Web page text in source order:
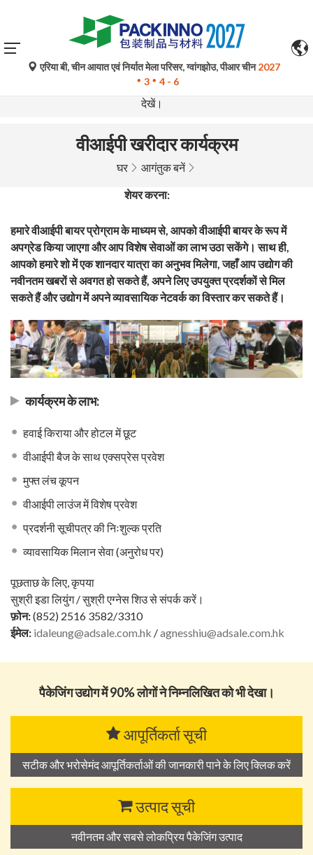
गूगल ट्रांसलेट द्वारा किए गए स्वचालित अनुवाद केवल संदर्भ के लिए हैं और
त्रुटिपूर्ण हो सकते हैं। किसी भी प्रश्न के लिए कृपया मूल भाषा संस्करण
देखें।
एरिया बी, चीन आयात एवं निर्यात मेला परिसर, ग्वांगझोउ, पीआर चीन2027
3
4 - 6
वीआईपी खरीदार कार्यक्रम
घर आगंतुक बनें
शेयर करना:
हमारे वीआईपी बायर प्रोग्राम के माध्यम से, आपको वीआईपी बायर के रूप में
अपग्रेड किया जाएगा और आप विशेष सेवाओं का लाभ उठा सकेंगे। साथ ही,
आपको हमारे शो में एक शानदार यात्रा का अनुभव मिलेगा, जहाँ आप उद्योग की
नवीनतम खबरों से अवगत हो सकते हैं, अपने लिए उपयुक्त प्रदर्शकों से मिल
सकते हैं और उद्योग में अपने व्यावसायिक नेटवर्क का विस्तार कर सकते हैं।
कार्यक्रम के लाभ:
हवाई किराया और होटल में छूट
वीआईपी बैज के साथ एक्सप्रेस प्रवेश
मुफ्त लंच कूपन
वीआईपी लाउंज में विशेष प्रवेश
प्रदर्शनी सूचीपत्र की निःशुल्क प्रति
व्यावसायिक मिलान सेवा (अनुरोध पर)
पूछताछ के लिए, कृपया
सुश्री इडा लियुंग / सुश्री एग्नेस शिउ से संपर्क करें।
फ़ोन:(852) 2516 3582/3310
ईमेल: idaleung@adsale.com.hk /agnesshiu@adsale.com.hk
पैकेजिंग उद्योग में 90% लोगों ने निम्नलिखित को भी देखा।
आपूर्तिकर्ता सूची
सटीक और भरोसेमंद आपूर्तिकर्ताओं की जानकारी पाने के लिए क्लिक करें
उत्पाद सूची
नवीनतम और सबसे लोकप्रिय पैकेजिंग उत्पाद